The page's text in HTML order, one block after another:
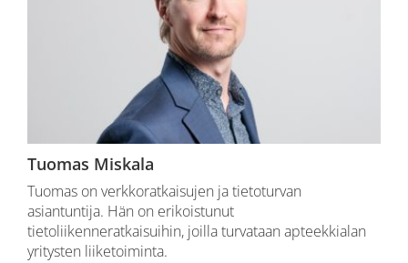
Tuomas Miskala
Tuomas on verkkoratkaisujen ja tietoturvan
asiantuntija. Hän on erikoistunut
tietoliikenneratkaisuihin, joilla turvataan apteekkialan
yritysten liiketoiminta.